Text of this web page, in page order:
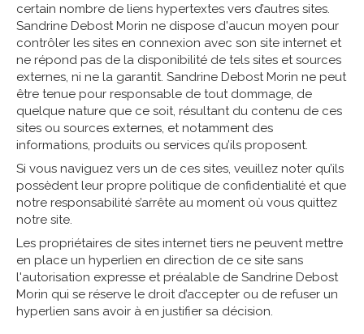
certain nombre de liens hypertextes vers d’autres sites.
Sandrine Debost Morin ne dispose d'aucun moyen pour
contrôler les sites en connexion avec son site internet et
ne répond pas de la disponibilité de tels sites et sources
externes, ni ne la garantit. Sandrine Debost Morin ne peut
être tenue pour responsable de tout dommage, de
quelque nature que ce soit, résultant du contenu de ces
sites ou sources externes, et notamment des
informations, produits ou services qu’ils proposent.
Si vous naviguez vers un de ces sites, veuillez noter qu’ils
possèdent leur propre politique de confidentialité et que
notre responsabilité s’arrête au moment où vous quittez
notre site.
Les propriétaires de sites internet tiers ne peuvent mettre
en place un hyperlien en direction de ce site sans
l'autorisation expresse et préalable de Sandrine Debost
Morin qui se réserve le droit d’accepter ou de refuser un
hyperlien sans avoir à en justifier sa décision.